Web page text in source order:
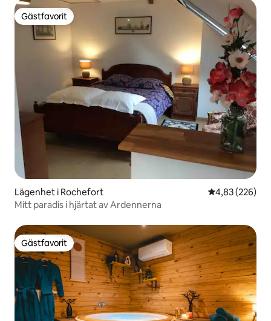
Gästfavorit
Gästfavorit
Lägenhet i Rochefort 4,83 av 5 i
4,83 (226)
Mitt paradis i hjärtat av Ardennerna
Gästfavorit
Gästfavorit